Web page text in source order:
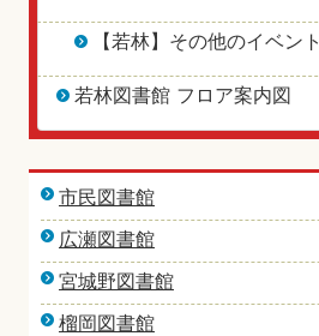
【若林】その他のイベント
若林図書館 フロア案内図
市民図書館
広瀬図書館
宮城野図書館
榴岡図書館